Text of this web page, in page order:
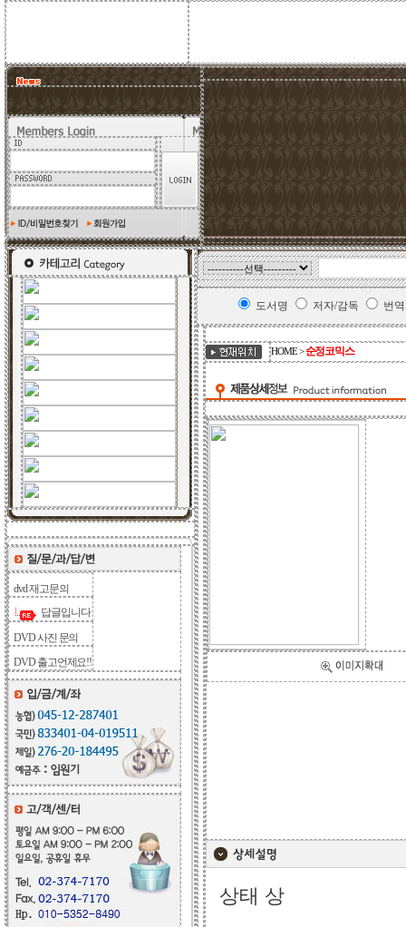
dvd 재고문의
답글입니다
DVD 사진 문의
DVD 출고언제요!!
도서명 저자/감독 번
HOME >순정코믹스
상태 상